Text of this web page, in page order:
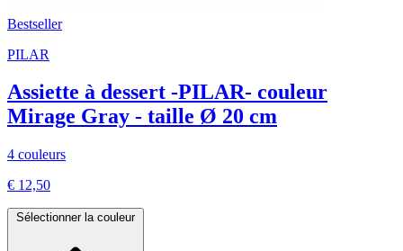
Bestseller
PILAR
Assiette à dessert -PILAR- couleur
Mirage Gray - taille Ø 20 cm
4 couleurs
€ 12,50
Sélectionner la couleur